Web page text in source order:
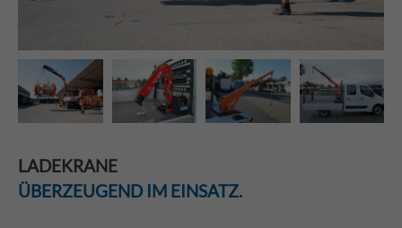
LADEKRANE
ÜBERZEUGEND IM EINSATZ.